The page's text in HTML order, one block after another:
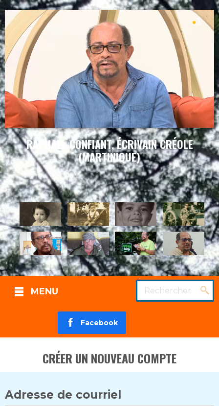
RAPHAEL CONFIANT, ÉCRIVAIN CRÉOLE
(MARTINIQUE)
MENU Rechercher
Facebook
CRÉER UN NOUVEAU COMPTE
Adresse de courriel